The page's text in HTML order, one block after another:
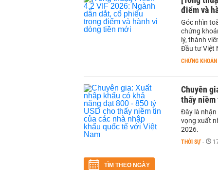
điểm và
Góc nhìn
chứng
lý, thành
Đầu tư Việt
CHỨNG KHOÁN
Chuyên
thấy niềm
Đây là nhận
vọng xuất
2026.
THỜI SỰ -
TÌM THEO NGÀY